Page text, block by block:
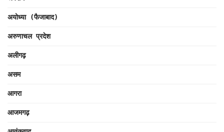
अयोध्या (फैजाबाद)
अरुणाचल प्रदेश
अलीगढ़
असम
आगरा
आजमगढ़